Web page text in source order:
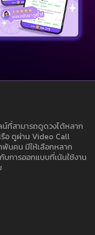
ที่สามารถดูดวงได้หลาก
อ ดูผ่าน Video Call
นคน มีให้เลือกหลาก
การออกแบบที่เน้นใช้งาน